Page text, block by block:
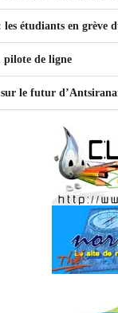
les étudiants en grève
pilote de ligne
le futur